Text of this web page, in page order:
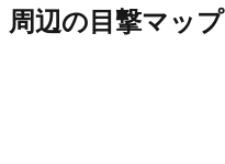
周辺の目撃マップ